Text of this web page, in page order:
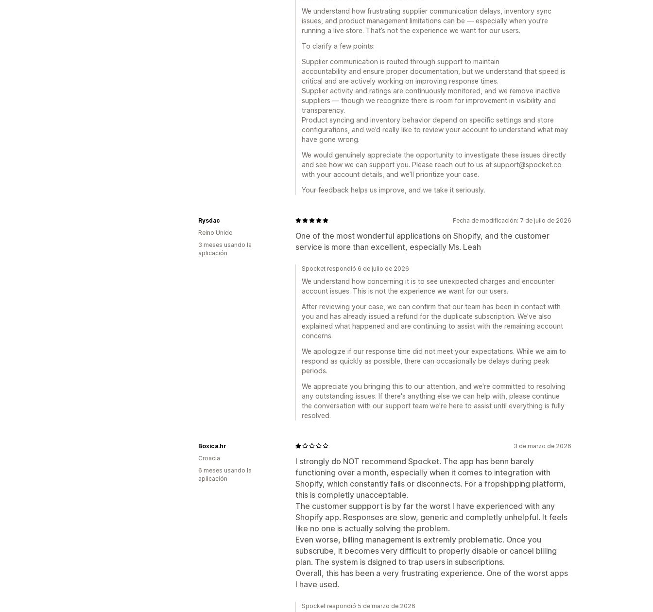
We understand how frustrating supplier communication delays, inventory sync
issues, and product management limitations can be — especially when you’re
running a live store. That’s not the experience we want for our users.
To clarify a few points:
Supplier communication is routed through support to maintain
accountability and ensure proper documentation, but we understand that speed is
critical and are actively working on improving response times.
Supplier activity and ratings are continuously monitored, and we remove inactive
suppliers — though we recognize there is room for improvement in visibility and
transparency.
Product syncing and inventory behavior depend on specific settings and store
configurations, and we’d really like to review your account to understand what may
have gone wrong.
We would genuinely appreciate the opportunity to investigate these issues directly
and see how we can support you. Please reach out to us at support@spocket.co
with your account details, and we’ll prioritize your case.
Your feedback helps us improve, and we take it seriously.
Fecha de modificación: 7 de julio de 2026
One of the most wonderful applications on Shopify, and the customer
service is more than excellent, especially Ms. Leah
Rysdac
Reino Unido
3 meses usando la
aplicación
Spocket respondió 6 de julio de 2026
We understand how concerning it is to see unexpected charges and encounter
account issues. This is not the experience we want for our users.
After reviewing your case, we can confirm that our team has been in contact with
you and has already issued a refund for the duplicate subscription. We've also
explained what happened and are continuing to assist with the remaining account
concerns.
We apologize if our response time did not meet your expectations. While we aim to
respond as quickly as possible, there can occasionally be delays during peak
periods.
We appreciate you bringing this to our attention, and we're committed to resolving
any outstanding issues. If there's anything else we can help with, please continue
the conversation with our support team we're here to assist until everything is fully
resolved.
3 de marzo de 2026
I strongly do NOT recommend Spocket. The app has benn barely
functioning over a month, especially when it comes to integration with
Shopify, which constantly fails or disconnects. For a fropshipping platform,
this is completly unacceptable.
The customer suppport is by far the worst I have experienced with any
Shopify app. Responses are slow, generic and completly unhelpful. It feels
like no one is actually solving the problem.
Even worse, billing management is extremly problematic. Once you
subscrube, it becomes very difficult to properly disable or cancel billing
plan. The system is dsigned to trap users in subscriptions.
Overall, this has been a very frustrating experience. One of the worst apps
I have used.
Boxica.hr
Croacia
6 meses usando la
aplicación
Spocket respondió 5 de marzo de 2026